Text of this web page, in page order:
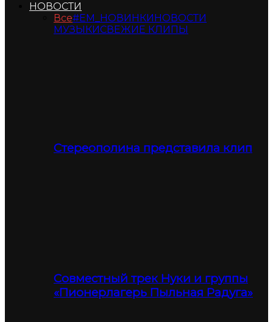
НОВОСТИ
Все#ЕМ_НОВИНКИНОВОСТИ
МУЗЫКИСВЕЖИЕ КЛИПЫ
Стереополина представила клип
Совместный трек Нуки и группы
«Пионерлагерь Пыльная Радуга»